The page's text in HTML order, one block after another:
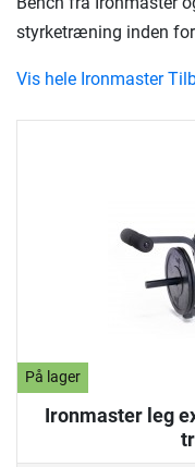
På lager
Ironmaster leg
styrketræning inden
Vis hele Ironmaster